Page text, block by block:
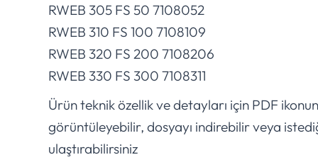
RWEB 305 FS 50 7108052
RWEB 310 FS 100 7108109
RWEB 320 FS 200 7108206
RWEB 330 FS 300 7108311
Ürün teknik özellik ve detayları için PDF
görüntüleyebilir, dosyayı indirebilir veya
ulaştırabilirsiniz